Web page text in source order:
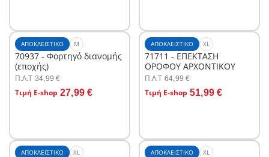
ΑΠΟΚΛΕΙΣΤΙΚΌ M
70937 - Φορτηγό διανομής
(εποχής)
Π.Λ.T 34,99 €
Τιμή E-shop 27,99 €
Στο καλάθι
ΑΠΟΚΛΕΙΣΤΙΚΌ XL
71711 - ΕΠΕΚΤΑΣΗ
ΟΡΟΦΟΥ ΑΡΧΟΝΤΙΚΟΥ
Π.Λ.T 64,99 €
Τιμή E-shop 51,99 €
Στο καλάθι
ΑΠΟΚΛΕΙΣΤΙΚΌ XL ΑΠΟΚΛΕΙΣΤΙΚΌ XL